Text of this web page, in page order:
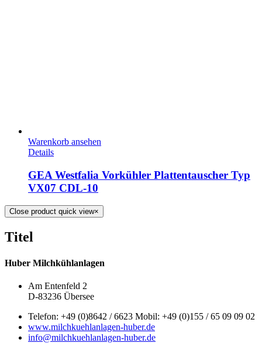
Warenkorb ansehen
Details
GEA Westfalia Vorkühler Plattentauscher Typ
VX07 CDL-10
Close product quick view×
Titel
Huber Milchkühlanlagen
Am Entenfeld 2
D-83236 Übersee
Telefon: +49 (0)8642 / 6623 Mobil: +49 (0)155 / 65 09 09 02
www.milchkuehlanlagen-huber.de
info@milchkuehlanlagen-huber.de